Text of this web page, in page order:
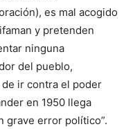
es mal acogido
y pretenden
ninguna
del pueblo,
de ir contra el poder
en 1950 llega
grave error político”.